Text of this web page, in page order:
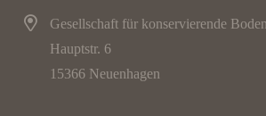
Gesellschaft für konservierende
Hauptstr. 6
15366 Neuenhagen